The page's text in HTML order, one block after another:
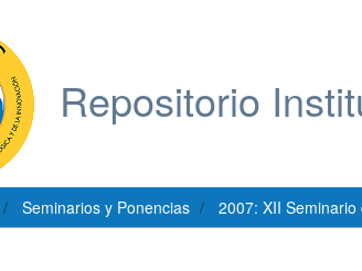
Repositorio
Seminarios y Ponencias 2007: XII